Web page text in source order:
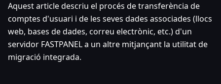
Aquest article descriu el procés de transferència de
comptes d'usuari i de les seves dades associades (llocs
web, bases de dades, correu electrònic, etc.) d'un
servidor FASTPANEL a un altre mitjançant la utilitat de
migració integrada.